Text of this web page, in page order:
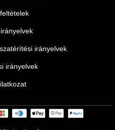
irányelvek
irányelvek